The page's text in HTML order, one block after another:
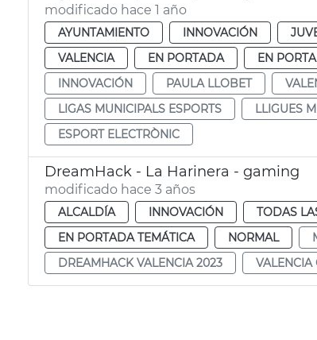
modificado hace 1 año
AYUNTAMIENTO INNOVACIÓN
VALENCIA
EN PORTADA EN
INNOVACIÓN
PAULA LLOBET
LIGAS MUNICIPALS ESPORTS
LLIGUES
ESPORT ELECTRÒNIC
DreamHack - La Harinera - gaming
modificado hace 3 años
ALCALDÍA INNOVACIÓN TODAS
EN PORTADA TEMÁTICA
NORMAL
DREAMHACK VALENCIA 2023
VALENCIA